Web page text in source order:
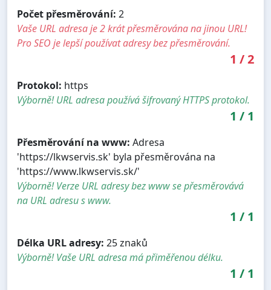
Počet přesměrování: 2
Vaše URL adresa je 2 krát přesměrována na jinou URL!
Pro SEO je lepší používat adresy bez přesměrování.
1 /2
Protokol: https
Výborně! URL adresa používá šifrovaný HTTPS protokol.
1 / 1
Přesměrování na www: Adresa
'https://lkwservis.sk' byla přesměrována na
'https://www.lkwservis.sk/'
Výborně! Verze URL adresy bez www se přesměrovává
na URL adresu s www.
1 / 1
Délka URL adresy: 25 znaků
Výborně! Vaše URL adresa má přiměřenou délku.
1 / 1